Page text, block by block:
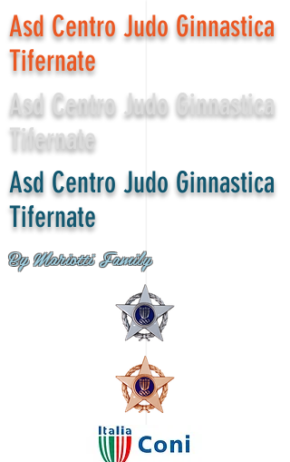
Asd Centro Judo Ginnastica
Tifernate
Asd Centro Judo Ginnastica
Tifernate
Asd Centro Judo Ginnastica
Tifernate
By Mariotti Family